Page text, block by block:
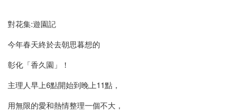
對花集:遊園記
今年春天終於去朝思暮想的
彰化「香久園」！
主理人早上6點開始到晚上11點，
用無限的愛和熱情整理一個不大，